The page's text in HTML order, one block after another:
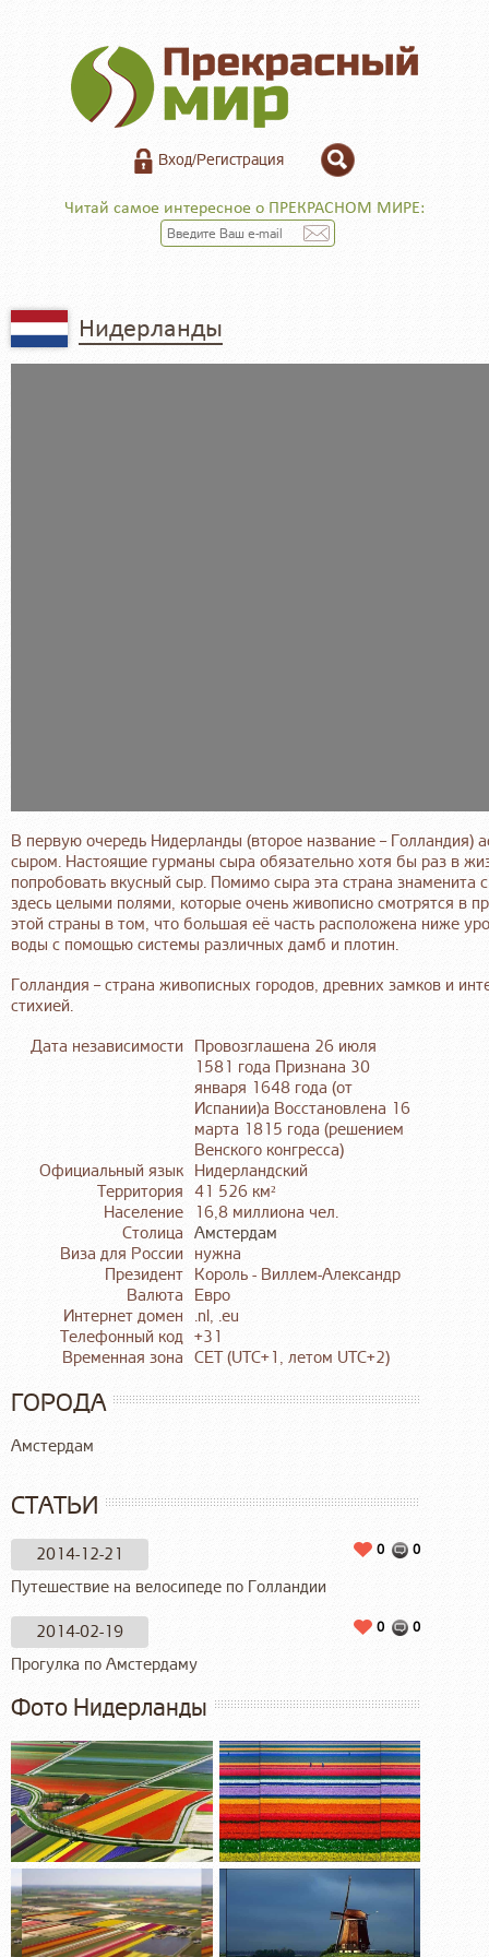
Вход/Регистрация
Читай самое интересное о ПРЕКРАСНОМ МИРЕ:
Нидерланды
В первую очередь Нидерланды (второе название – Голландия)
сыром. Настоящие гурманы сыра обязательно хотя бы раз в
попробовать вкусный сыр. Помимо сыра эта страна
здесь целыми полями, которые очень живописно смотрятся в
этой страны в том, что большая её часть расположена ниже
воды с помощью системы различных дамб и плотин.
Голландия – страна живописных городов, древних замков и
стихией.
Дата независимости Провозглашена 26 июля
1581 года Признана 30
января 1648 года (от
Испании)а Восстановлена 16
марта 1815 года (решением
Венского конгресса)
Официальный язык Нидерландский
Территория 41 526 км²
Население
16,8 миллиона чел.
Столица Амстердам
Виза для России нужна
Президент Король - Виллем-Александр
Валюта
Евро
Интернет домен
.nl, .eu
Телефонный код +31
Временная зона CET (UTC+1, летом UTC+2)
ГОРОДА
Амстердам
СТАТЬИ
2014-12-21 0
0
Путешествие на велосипеде по Голландии
2014-02-19 0
0
Прогулка по Амстердаму
Фото Нидерланды